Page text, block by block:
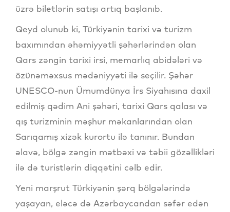
üzrə biletlərin satışı artıq başlanıb.
Qeyd olunub ki, Türkiyənin tarixi və turizm
baxımından əhəmiyyətli şəhərlərindən olan
Qars zəngin tarixi irsi, memarlıq abidələri və
özünəməxsus mədəniyyəti ilə seçilir. Şəhər
UNESCO-nun Ümumdünya İrs Siyahısına daxil
edilmiş qədim Ani şəhəri, tarixi Qars qalası və
qış turizminin məşhur məkanlarından olan
Sarıqamış xizək kurortu ilə tanınır. Bundan
əlavə, bölgə zəngin mətbəxi və təbii gözəllikləri
ilə də turistlərin diqqətini cəlb edir.
Yeni marşrut Türkiyənin şərq bölgələrində
yaşayan, eləcə də Azərbaycandan səfər edən